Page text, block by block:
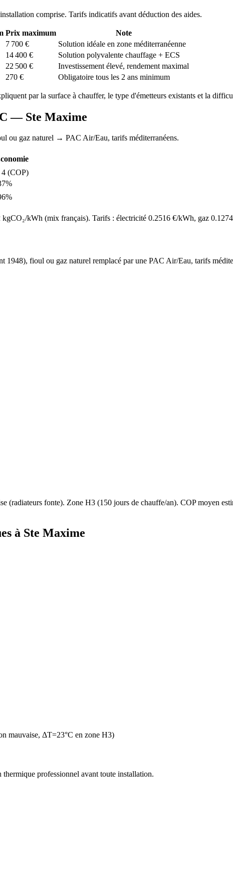
comprise. Tarifs indicatifs avant déduction des aides.
Prix maximum
Note
7 700 €
Solution idéale en zone méditerranéenne
14 400 €
Solution polyvalente chauffage + ECS
22 500 €
Investissement élevé, rendement maximal
270 € Obligatoire tous les 2 ans minimum
par la surface à chauffer, le type d'émetteurs existants et la
— Ste Maxime
ou gaz naturel → PAC Air/Eau, tarifs méditerranéens.
4 (COP)
%
%
kWh (mix français). Tarifs : électricité 0.2516 €/kWh, gaz 0.1274
1948), fioul ou gaz naturel remplacé par une PAC Air/Eau, tarifs
(radiateurs fonte). Zone H3 (150 jours de chauffe/an). COP moyen
à Ste Maxime
mauvaise, ΔT=23°C en zone H3)
professionnel avant toute installation.